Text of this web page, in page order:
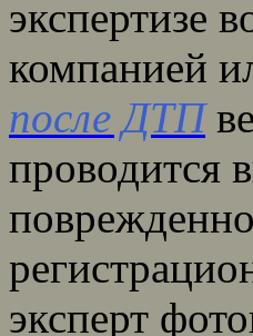
экспертизе
компанией
после ДТП
проводится
эксперт